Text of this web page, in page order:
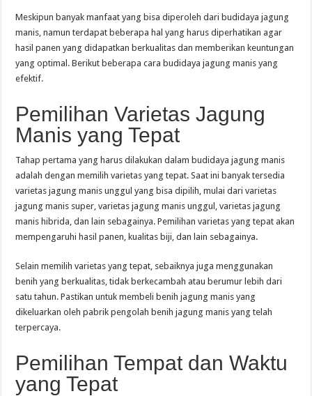
Meskipun banyak manfaat yang bisa diperoleh dari budidaya jagung
manis, namun terdapat beberapa hal yang harus diperhatikan agar
hasil panen yang didapatkan berkualitas dan memberikan keuntungan
yang optimal. Berikut beberapa cara budidaya jagung manis yang
efektif.
Pemilihan Varietas Jagung
Manis yang Tepat
Tahap pertama yang harus dilakukan dalam budidaya jagung manis
adalah dengan memilih varietas yang tepat. Saat ini banyak tersedia
varietas jagung manis unggul yang bisa dipilih, mulai dari varietas
jagung manis super, varietas jagung manis unggul, varietas jagung
manis hibrida, dan lain sebagainya. Pemilihan varietas yang tepat akan
mempengaruhi hasil panen, kualitas biji, dan lain sebagainya.
Selain memilih varietas yang tepat, sebaiknya juga menggunakan
benih yang berkualitas, tidak berkecambah atau berumur lebih dari
satu tahun. Pastikan untuk membeli benih jagung manis yang
dikeluarkan oleh pabrik pengolah benih jagung manis yang telah
terpercaya.
Pemilihan Tempat dan Waktu
yang Tepat